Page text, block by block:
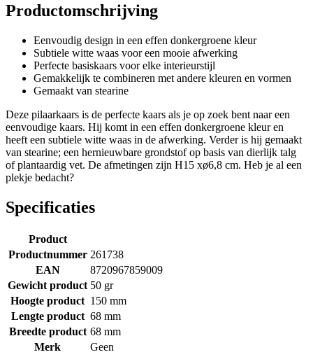
Productomschrijving
Eenvoudig design in een effen donkergroene kleur
Subtiele witte waas voor een mooie afwerking
Perfecte basiskaars voor elke interieurstijl
Gemakkelijk te combineren met andere kleuren en vormen
Gemaakt van stearine
Deze pilaarkaars is de perfecte kaars als je op zoek bent naar een
eenvoudige kaars. Hij komt in een effen donkergroene kleur en
heeft een subtiele witte waas in de afwerking. Verder is hij gemaakt
van stearine; een hernieuwbare grondstof op basis van dierlijk talg
of plantaardig vet. De afmetingen zijn H15 xø6,8 cm. Heb je al een
plekje bedacht?
Specificaties
Product
Productnummer 261738
EAN
8720967859009
Gewicht product 50 gr
Hoogte product 150 mm
Lengte product 68 mm
Breedte product 68 mm
Merk
Geen